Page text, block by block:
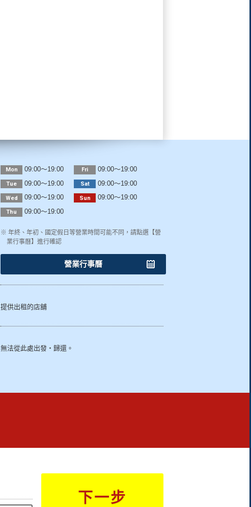
Mon 09:00～19:00
Tue 09:00～19:00
Wed 09:00～19:00
Thu 09:00～19:00
Fri 09:00～19:00
Sat 09:00～19:00
Sun 09:00～19:00
※ 年終、年初、國定假日等營業時間可能不同，請點選【營
業行事曆】進行確認
營業行事曆
提供出租的店舖
無法從此處出發・歸還。